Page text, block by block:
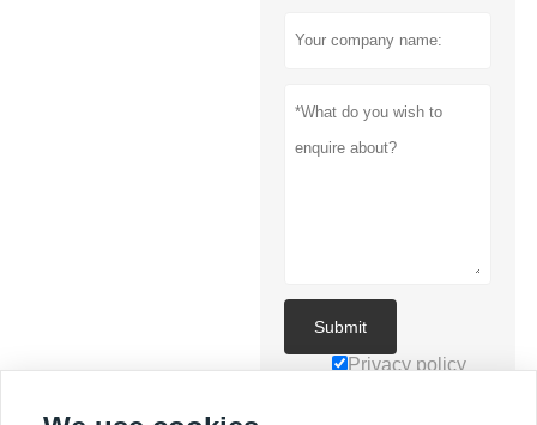
Submit
Privacy policy